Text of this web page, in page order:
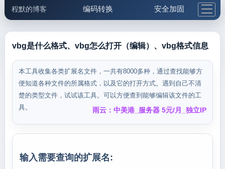
程默的博客 编码转换 安全加固
邮件工具 生活便民 更多工具
5.1支付宝大红包
vbg是什么格式、vbg怎么打开（编辑）、vbg格式信息
本工具收集各类扩展名文件，一共有8000多种，通过查找能够方
便知道各种文件的所属格式，以及它的打开方式。遇到自己不清
楚的类型文件，试试该工具。可以方便查到能够编辑该文件的工
具。
雨云：中美港_服务器 5元/月_独立IP
输入需要查询的扩展名: